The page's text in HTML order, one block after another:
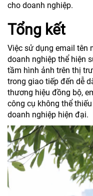
cho doanh nghiệp.
Tổng kết
Việc sử dụng email tên
doanh nghiệp thể hiện
tầm hình ảnh trên thị
trong giao tiếp đến dễ
thương hiệu đồng bộ,
công cụ không thể
doanh nghiệp hiện đại.
Trình
chơi
Video